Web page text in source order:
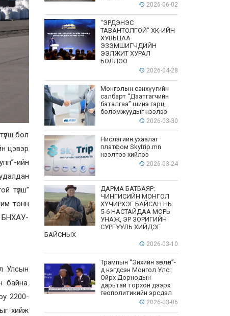
бол
цэвэр
ийн
түлш”
тонн
БНХАУ-
Улсын
байна.
2200-
хийж
2026-06-02
“ЭРДЭНЭС
ТАВАНТОЛГОЙ” ХК-ИЙН
ХУВЬЦАА
ЭЗЭМШИГЧДИЙН
ЭЭЛЖИТ ХУРАЛ
БОЛЛОО
2026-04-28
Монголын санхүүгийн
салбарт “Даатгагчийн
баталгаа” шинэ гарц,
боломжуудыг нээлээ
2026-03-30
Нислэгийн ухаалаг
платфом Skytrip.mn
нээлтээ хийлээ
2026-03-24
ДАРМА БАТБАЯР:
ЧИНГИСИЙН МОНГОЛ
ХҮЧИРХЭГ БАЙСАН НЬ
5-6 НАСТАЙДАА МОРЬ
УНАЖ, ЭР ЗОРИГИЙН
СУРГУУЛЬ ХИЙДЭГ
БАЙСНЫХ
2026-03-10
Трампын “Энхийн зөвлөл”-
д нэгдсэн Монгол Улс:
Ойрх Дорнодын
дарьтай торхон дээрх
геополитикийн эрсдэл
2026-03-06